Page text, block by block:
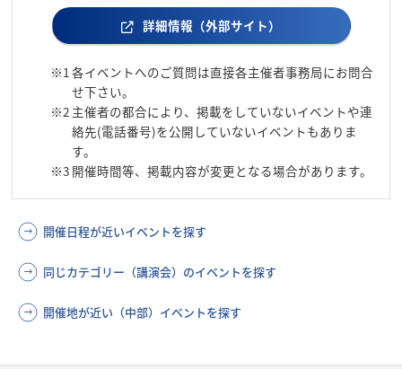
詳細情報（外部サイト）
※1 各イベントへのご質問は直接各主催者事務局にお問合
せ下さい。
※2 主催者の都合により、掲載をしていないイベントや連
絡先(電話番号)を公開していないイベントもありま
す。
※3 開催時間等、掲載内容が変更となる場合があります。
開催日程が近いイベントを探す
同じカテゴリー（講演会）のイベントを探す
開催地が近い（中部）イベントを探す